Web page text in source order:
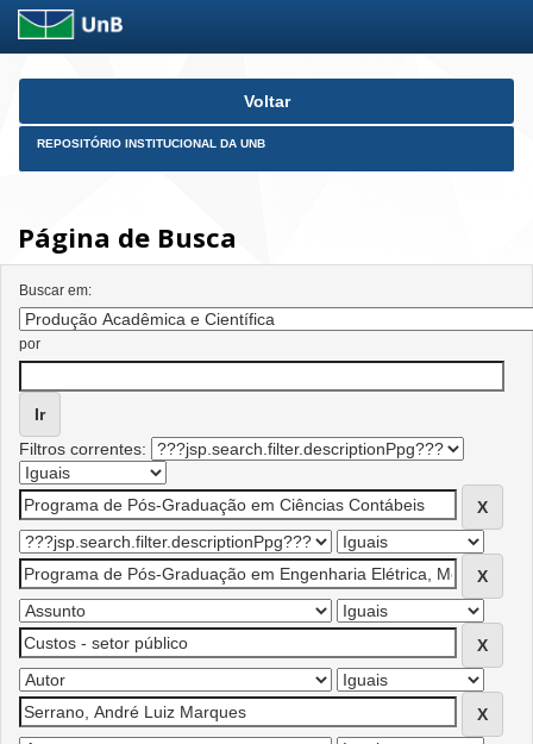
Skip
Voltar
REPOSITÓRIO INSTITUCIONAL DA UNB
Página de Busca
Buscar em:
por
Filtros correntes: